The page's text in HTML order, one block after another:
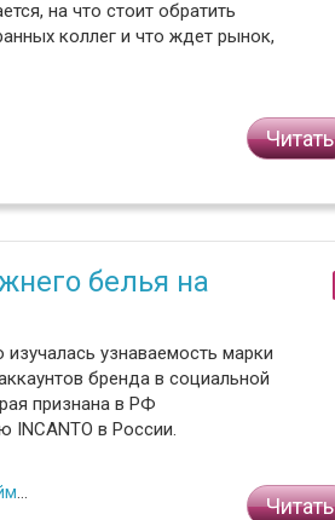
на что стоит обратить
коллег и что ждет рынок,
Читать
белья на
узнаваемость марки
бренда в социальной
признана в РФ
INCANTO в России.
Читать